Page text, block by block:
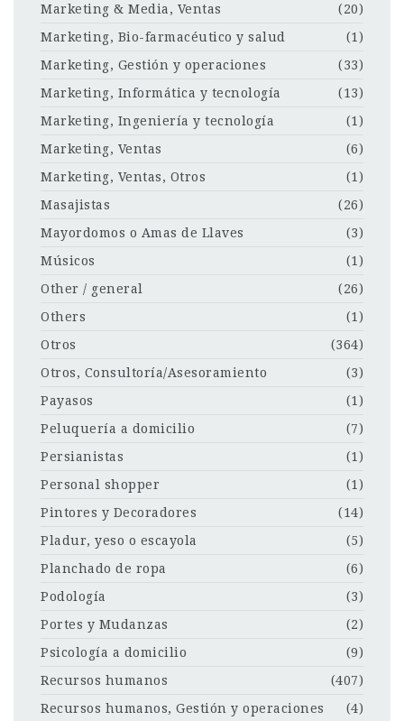
Marketing & Media, Ventas
(20)
Marketing, Bio-farmacéutico y salud
(1)
Marketing, Gestión y operaciones
(33)
Marketing, Informática y tecnología
(13)
Marketing, Ingeniería y tecnología
(1)
Marketing, Ventas
(6)
Marketing, Ventas, Otros
(1)
Masajistas
(26)
Mayordomos o Amas de Llaves
(3)
Músicos
(1)
Other / general
(26)
Others
(1)
Otros
(364)
Otros, Consultoría/Asesoramiento
(3)
Payasos
(1)
Peluquería a domicilio
(7)
Persianistas
(1)
Personal shopper
(1)
Pintores y Decoradores
(14)
Pladur, yeso o escayola
(5)
Planchado de ropa
(6)
Podología
(3)
Portes y Mudanzas
(2)
Psicología a domicilio
(9)
Recursos humanos
(407)
Recursos humanos, Gestión y operaciones
(4)